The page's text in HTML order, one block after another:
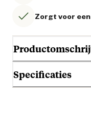
Zorgt voor
Specificaties